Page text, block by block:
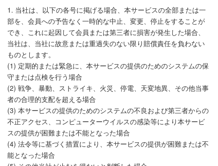
1. 当社は、以下の各号に掲げる場合、本サービスの全部または一
部を、会員への予告なく一時的な中止、変更、停止をすることが
でき、これに起因して会員または第三者に損害が発生した場合、
当社は、当社に故意または重過失のない限り賠償責任を負わない
ものとします。
(1) 定期的または緊急に、本サービスの提供のためのシステムの保
守または点検を行う場合
(2) 戦争、暴動、ストライキ、火災、停電、天変地異、その他当事
者の合理的支配を超える場合
(3) 本サービスの提供のためのシステムの不良および第三者からの
不正アクセス、コンピューターウイルスの感染等により本サービ
スの提供が困難または不能となった場合
(4) 法令等に基づく措置により、本サービスの提供が困難または不
能となった場合